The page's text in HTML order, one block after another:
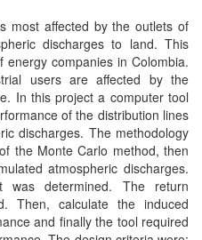
most affected by the outlets of
discharges to land. This
companies in Colombia.
users are affected by the
In this project a computer tool
of the distribution lines
discharges. The methodology
​​the Monte Carlo method, then
atmospheric discharges.
determined. The return
Then, calculate the induced
and finally the tool required